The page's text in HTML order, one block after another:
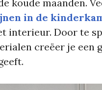
koude maanden.
in de
interieur. Door te
creëer je een